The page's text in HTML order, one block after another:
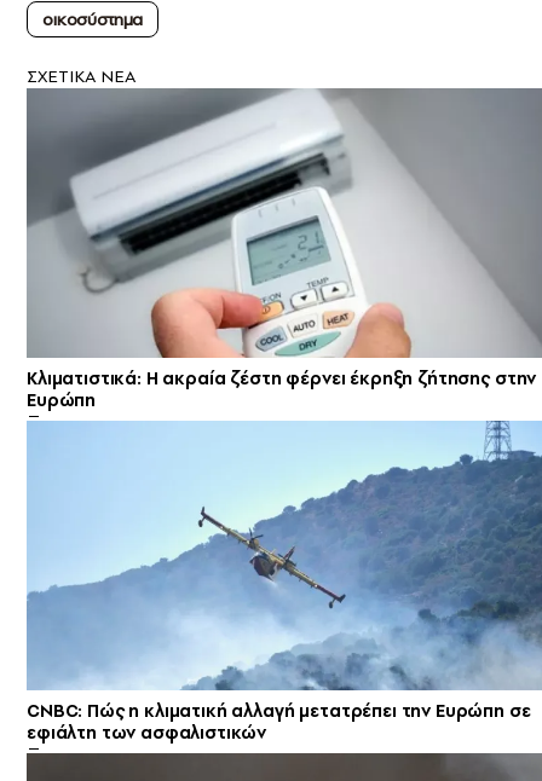
οικοσύστημα
ΣXETIKA NEA
Κλιματιστικά: Η ακραία ζέστη φέρνει έκρηξη ζήτησης στην
Ευρώπη
CNBC: Πώς η κλιματική αλλαγή μετατρέπει την Ευρώπη σε
εφιάλτη των ασφαλιστικών